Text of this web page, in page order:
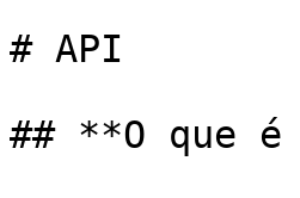
# API
## **O que